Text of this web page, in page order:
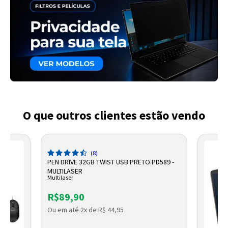
O que outros clientes estão vendo
(8)
PEN DRIVE 32GB TWIST USB PRETO PD589 -
MULTILASER
Multilaser
R$89,90
Ou em até 2x de R$ 44,95